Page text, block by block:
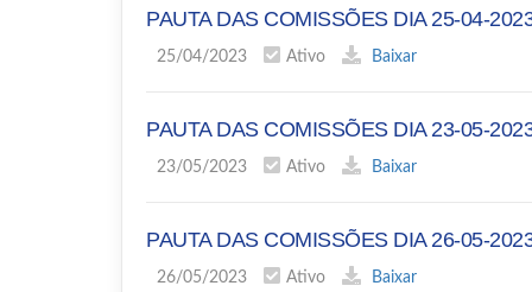
PAUTA DAS COMISSÕES DIA 25-04-
25/04/2023 Ativo Baixar
PAUTA DAS COMISSÕES DIA 23-05-
23/05/2023 Ativo Baixar
PAUTA DAS COMISSÕES DIA 26-05-
26/05/2023 Ativo Baixar